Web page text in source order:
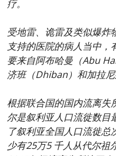
疗。
受地雷、诡雷及类似爆炸
支持的医院的病人当中
要来自阿布哈曼（Abu
济班（Dhiban）和加拉
根据联合国的国内流离失
尔是叙利亚人口流徙数目
了叙利亚全国人口流徙
少有25万5 千人从代尔祖